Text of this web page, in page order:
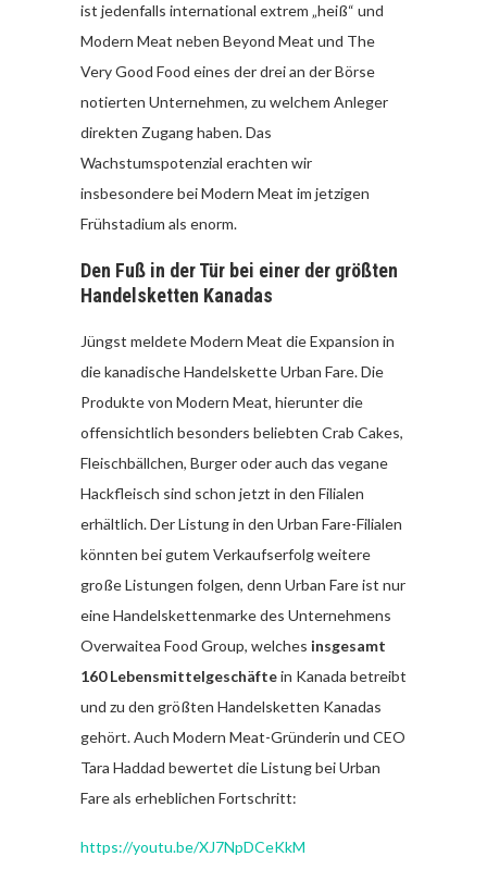
ist jedenfalls international extrem „heiß“ und
Modern Meat neben Beyond Meat und The
Very Good Food eines der drei an der Börse
notierten Unternehmen, zu welchem Anleger
direkten Zugang haben. Das
Wachstumspotenzial erachten wir
insbesondere bei Modern Meat im jetzigen
Frühstadium als enorm.
Den Fuß in der Tür bei einer der größten
Handelsketten Kanadas
Jüngst meldete Modern Meat die Expansion in
die kanadische Handelskette Urban Fare. Die
Produkte von Modern Meat, hierunter die
offensichtlich besonders beliebten Crab Cakes,
Fleischbällchen, Burger oder auch das vegane
Hackfleisch sind schon jetzt in den Filialen
erhältlich. Der Listung in den Urban Fare-Filialen
könnten bei gutem Verkaufserfolg weitere
große Listungen folgen, denn Urban Fare ist nur
eine Handelskettenmarke des Unternehmens
Overwaitea Food Group, welches insgesamt
160 Lebensmittelgeschäftein Kanada betreibt
und zu den größten Handelsketten Kanadas
gehört. Auch Modern Meat-Gründerin und CEO
Tara Haddad bewertet die Listung bei Urban
Fare als erheblichen Fortschritt:
https://youtu.be/XJ7NpDCeKkM